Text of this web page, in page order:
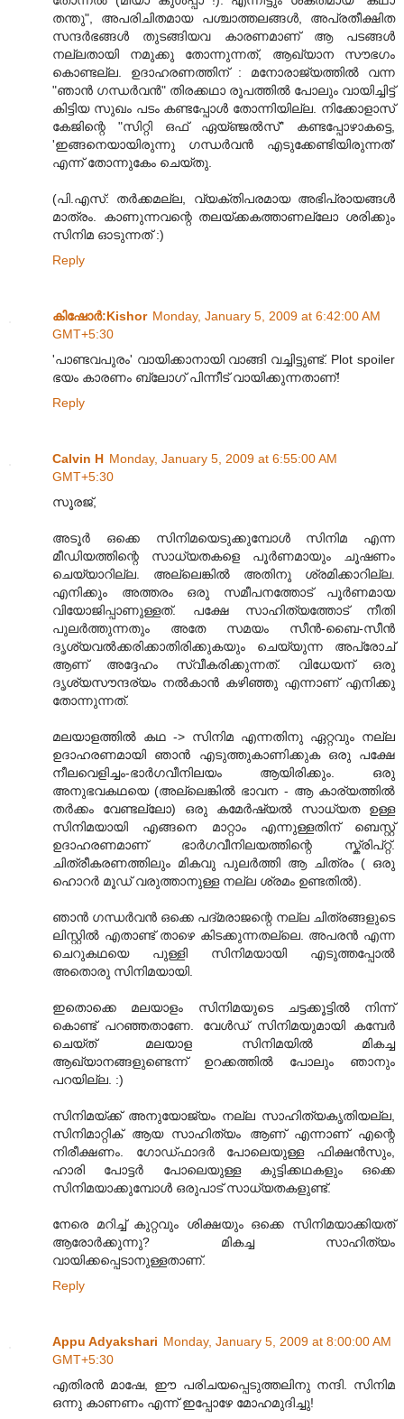
തന്തു", അപരിചിതമായ പശ്ചാത്തലങ്ങള്‍, അപ്രതീക്ഷിത
സന്ദര്‍ഭങ്ങള്‍ തുടങ്ങിയവ കാരണമാണ് ആ പടങ്ങള്‍
നല്ലതായി നമുക്കു തോന്നുന്നത്, ആഖ്യാന സൗഭഗം
കൊണ്ടല്ല. ഉദാഹരണത്തിന് : മനോരാജ്യത്തില്‍ വന്ന
"ഞാന്‍ ഗന്ധര്‍വന്‍" തിരക്കഥാ രൂപത്തില്‍ പോലും വായിച്ചിട്ട്
കിട്ടിയ സുഖം പടം കണ്ടപ്പോള്‍ തോന്നിയില്ല. നിക്കോളാസ്
കേജിന്റെ "സിറ്റി ഒഫ് ഏയ്ഞ്ജല്‍സ്" കണ്ടപ്പോഴാകട്ടെ,
'ഇങ്ങനെയായിരുന്നു ഗന്ധര്‍വന്‍ എടുക്കേണ്ടിയിരുന്നത്'
എന്ന് തോന്നുകേം ചെയ്തു.
(പി.എസ്: തര്‍ക്കമല്ല, വ്യക്തിപരമായ അഭിപ്രായങ്ങള്‍
മാത്രം. കാണുന്നവന്റെ തലയ്ക്കകത്താണല്ലോ ശരിക്കും
സിനിമ ഓടുന്നത് :)
Reply
കിഷോർ‍:Kishor Monday, January 5, 2009 at 6:42:00 AM
GMT+5:30
'പാണ്ടവപുരം' വായിക്കാനായി വാങ്ങി വച്ചിട്ടുണ്ട്. Plot spoiler
ഭയം കാരണം ബ്ലോഗ് പിന്നീട് വായിക്കുന്നതാണ്!
Reply
Calvin H Monday, January 5, 2009 at 6:55:00 AM
GMT+5:30
സൂരജ്,
അടൂര്‍ ഒക്കെ സിനിമയെടുക്കുമ്പോള്‍ സിനിമ എന്ന
മീഡിയത്തിന്റെ സാധ്യതകളെ പൂര്‍‌ണമായും ചൂഷണം
ചെയ്യാറില്ല. അല്ലെങ്കില്‍ അതിനു ശ്രമിക്കാറില്ല.
എനിക്കും അത്തരം ഒരു സമീപനത്തോട് പൂര്‍ണമായ
വിയോജിപ്പാണുള്ളത്. പക്ഷേ സാഹിത്യത്തോട് നീതി
പുലര്‍ത്തുന്നതും അതേ സമയം സീന്‍-ബൈ-സീന്‍
ദൃശ്യവല്‍ക്കരിക്കാതിരിക്കുകയും ചെയ്യുന്ന അപ്രോച്
ആണ് അദ്ദേഹം സ്വീകരിക്കുന്നത്. വിധേയന് ഒരു
ദൃശ്യസൗന്ദര്യം നല്‍കാന്‍ കഴിഞ്ഞു എന്നാണ് എനിക്കു
തോന്നുന്നത്.
മലയാളത്തില്‍ കഥ -> സിനിമ എന്നതിനു ഏറ്റവും നല്ല
ഉദാഹരണമായി ഞാന്‍ എടുത്തുകാണിക്കുക ഒരു പക്ഷേ
നീലവെളിച്ചം-ഭാര്‍ഗവീനിലയം ആയിരിക്കും. ഒരു
അനുഭവകഥയെ (അല്ലെങ്കില്‍ ഭാവന - ആ കാര്യത്തില്‍
തര്‍ക്കം വേണ്ടല്ലോ) ഒരു കമേര്‍ഷ്യല്‍ സാധ്യത ഉള്ള
സിനിമയായി എങ്ങനെ മാറ്റാം എന്നുള്ളതിന് ബെസ്റ്റ്
ഉദാഹരണമാണ് ഭാര്‍ഗവീനിലയത്തിന്റെ സ്ക്രിപ്റ്റ്.
ചിത്രീകരണത്തിലും മികവു പുലര്‍ത്തി ആ ചിത്രം ( ഒരു
ഹൊറര്‍ മൂഡ് വരുത്താനുള്ള നല്ല ശ്രമം ഉണ്ടതില്‍).
ഞാന്‍ ഗന്ധര്‍‌വന്‍ ഒക്കെ പദ്മരാജന്റെ നല്ല ചിത്രങ്ങളുടെ
ലിസ്റ്റില്‍ എതാണ്ട് താഴെ കിടക്കുന്നതല്ലെ. അപരന്‍ എന്ന
ചെറുകഥയെ പുള്ളി സിനിമയായി എടുത്തപ്പോല്‍
അതൊരു സിനിമയായി.
ഇതൊക്കെ മലയാളം സിനിമയുടെ ചട്ടക്കൂട്ടില്‍ നിന്ന്
കൊണ്ട് പറഞ്ഞതാണേ. വേള്‍ഡ് സിനിമയുമായി കമ്പേര്‍
ചെയ്ത് മലയാള സിനിമയില്‍ മികച്ച
ആഖ്യാനങ്ങളുണ്ടെന്ന് ഉറക്കത്തില്‍ പോലും ഞാനും
പറയില്ല. :)
സിനിമയ്ക്ക് അനുയോജ്യം നല്ല സാഹിത്യകൃതിയല്ല,
സിനിമാറ്റിക് ആയ സാഹിത്യം ആണ് എന്നാണ് എന്റെ
നിരീക്ഷണം. ഗോഡ്‌ഫാദര്‍ പോലെയുള്ള ഫിക്ഷന്‍സും,
ഹാരി പോട്ടര്‍ പോലെയുള്ള കുട്ടിക്കഥകളും ഒക്കെ
സിനിമയാക്കുമ്പോള്‍ ഒരുപാട് സാധ്യതകളുണ്ട്.
നേരെ മറിച്ച്‌ കുറ്റവും ശിക്ഷയും ഒക്കെ സിനിമയാക്കിയത്
ആരോര്‍ക്കുന്നു? മികച്ച സാഹിത്യം
വായിക്കപ്പെടാനുള്ളതാണ്.
Reply
Appu Adyakshari Monday, January 5, 2009 at 8:00:00 AM
GMT+5:30
എതിരന്‍ മാഷേ, ഈ പരിചയപ്പെടുത്തലിനു നന്ദി. സിനിമ
ഒന്നു കാണണം എന്ന് ഇപ്പോഴേ മോഹമുദിച്ചു!